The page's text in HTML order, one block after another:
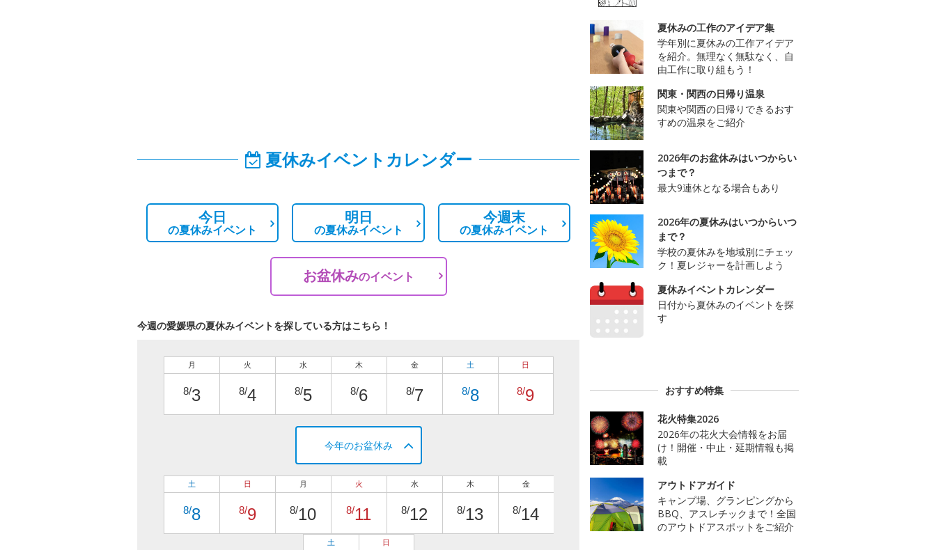
夏休みイベントカレンダー
今日
の夏休みイベント
明日
の夏休みイベント
今週末
の夏休みイベント
お盆休みのイベント
今週の愛媛県の夏休みイベントを探している方はこちら！
月
8/3
火
8/4
水
8/5
木
8/6
金
8/7
土
8/8
日
8/9
今年のお盆休み
土
8/8
日
8/9
月
8/10
火
8/11
水
8/12
木
8/13
金
8/14
土 日
夏休みの工作のアイデア集
学年別に夏休みの工作アイデア
を紹介。無理なく無駄なく、自
由工作に取り組もう！
関東・関西の日帰り温泉
関東や関西の日帰りできるおす
すめの温泉をご紹介
2026年のお盆休みはいつからい
つまで？
最大9連休となる場合もあり
2026年の夏休みはいつからいつ
まで？
学校の夏休みを地域別にチェッ
ク！夏レジャーを計画しよう
夏休みイベントカレンダー
日付から夏休みのイベントを探
す
おすすめ特集
花火特集2026
2026年の花火大会情報をお届
け！開催・中止・延期情報も掲
載
アウトドアガイド
キャンプ場、グランピングから
BBQ、アスレチックまで！全国
のアウトドアスポットをご紹介